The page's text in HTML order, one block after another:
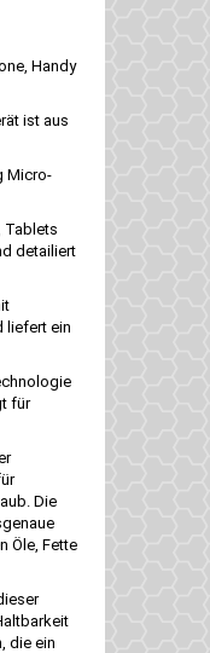
Handy
ist aus
Micro-
Tablets
detailiert
liefert ein
für
Die
Öle, Fette
die ein